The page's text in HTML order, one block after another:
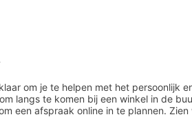
om je te helpen met het persoonlijk
langs te komen bij een winkel in de
een afspraak online in te plannen. Zien